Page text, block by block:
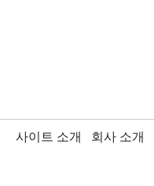
사이트 소개 회사 소개